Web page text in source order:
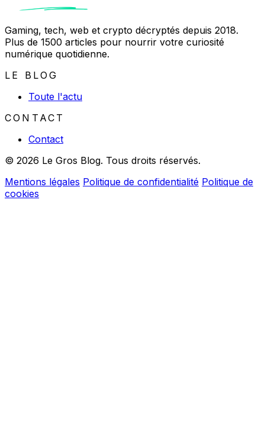
Gaming, tech, web et crypto décryptés depuis 2018.
Plus de 1500 articles pour nourrir votre curiosité
numérique quotidienne.
LE BLOG
Toute l'actu
CONTACT
Contact
© 2026 Le Gros Blog. Tous droits réservés.
Mentions légales Politique de confidentialité Politique de
cookies